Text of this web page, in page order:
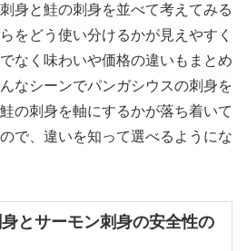
身と鮭の刺身を並べて考えてみる
をどう使い分けるかが見えやすく
なく味わいや価格の違いもまとめ
なシーンでパンガシウスの刺身を
の刺身を軸にするかが落ち着いて
で、違いを知って選べるようにな
とサーモン刺身の安全性の